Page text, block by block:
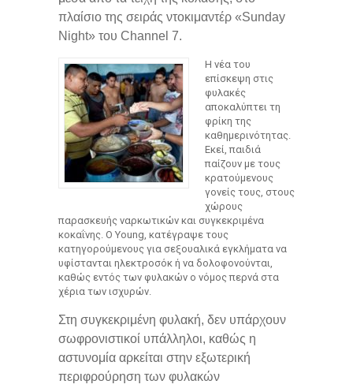
πλαίσιο της σειράς ντοκιμαντέρ «Sunday
Night» του Channel 7.
Η νέα του
επίσκεψη στις
φυλακές
αποκαλύπτει τη
φρίκη της
καθημερινότητας.
Εκεί, παιδιά
παίζουν με τους
κρατούμενους
γονείς τους, στους
χώρους
παρασκευής ναρκωτικών και συγκεκριμένα
κοκαΐνης. Ο Young, κατέγραψε τους
κατηγορούμενους για σεξουαλικά εγκλήματα να
υφίστανται ηλεκτροσόκ ή να δολοφονούνται,
καθώς εντός των φυλακών ο νόμος περνά στα
χέρια των ισχυρών.
Στη συγκεκριμένη φυλακή, δεν υπάρχουν
σωφρονιστικοί υπάλληλοι, καθώς η
αστυνομία αρκείται στην εξωτερική
περιφρούρηση των φυλακών